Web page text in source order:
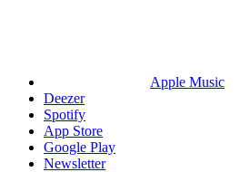
Apple Music
Deezer
Spotify
App Store
Google Play
Newsletter